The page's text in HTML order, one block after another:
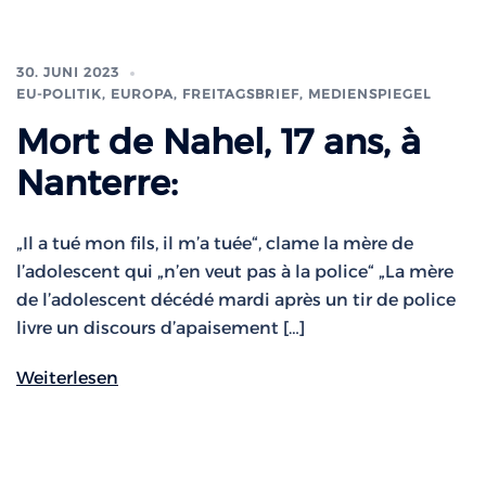
30. JUNI 2023
EU-POLITIK, EUROPA, FREITAGSBRIEF, MEDIENSPIEGEL
Mort de Nahel, 17 ans, à
Nanterre:
„Il a tué mon fils, il m’a tuée“, clame la mère de
l’adolescent qui „n’en veut pas à la police“ „La mère
de l’adolescent décédé mardi après un tir de police
livre un discours d’apaisement […]
Weiterlesen